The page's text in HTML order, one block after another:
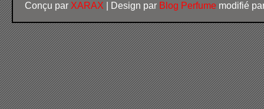
Conçu par XARAX | Design par Blog Perfume modifié